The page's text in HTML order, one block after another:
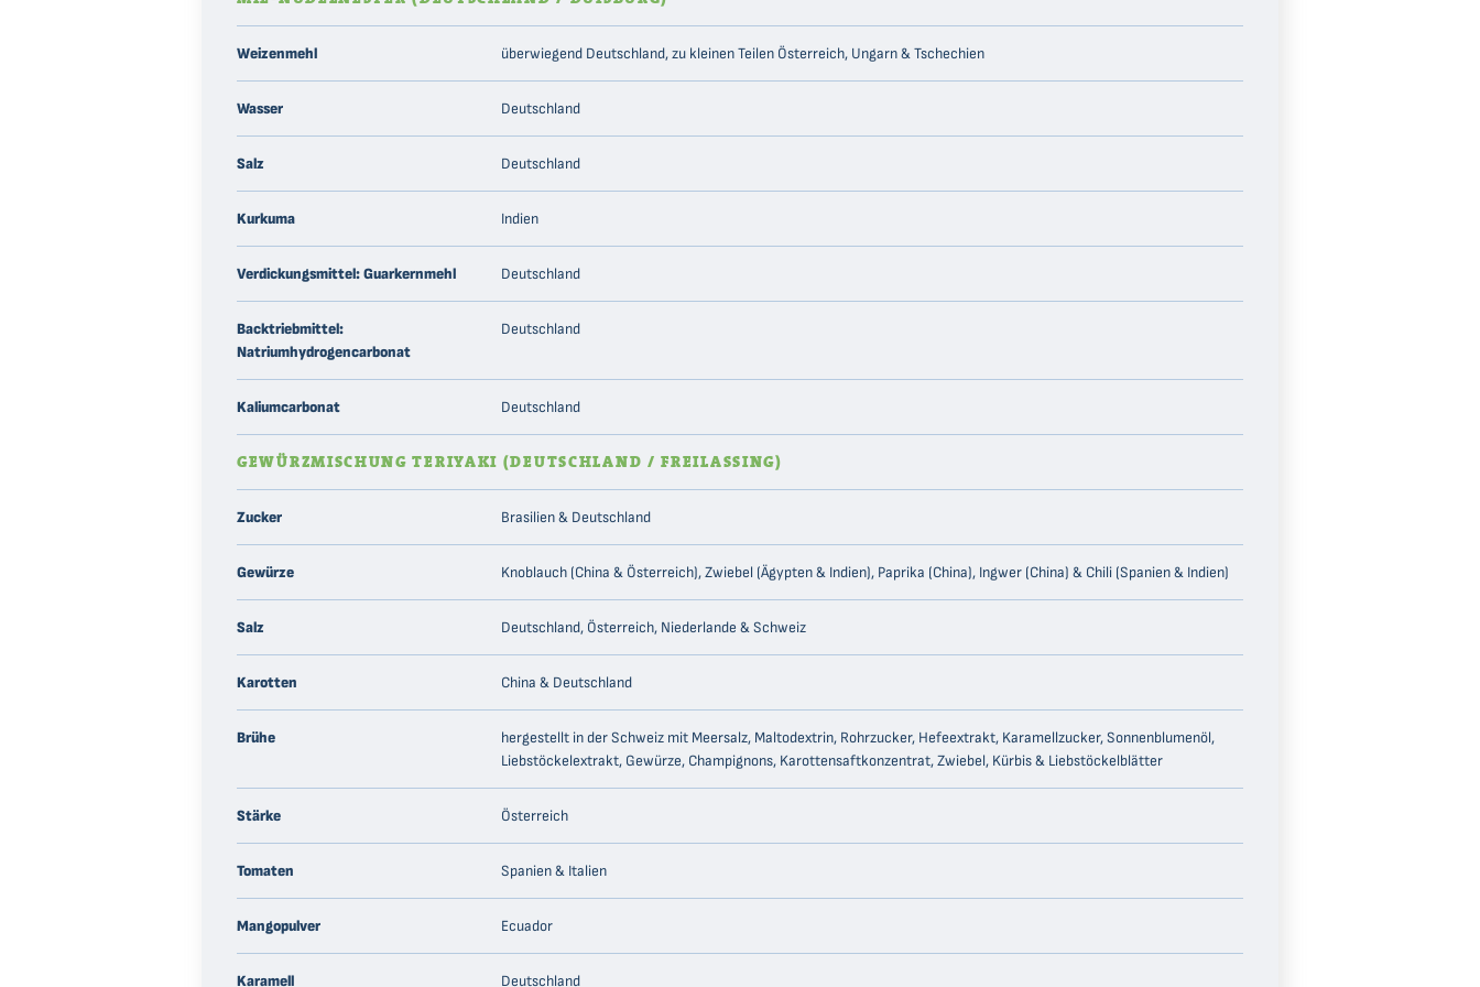
Weizenmehl überwiegend Deutschland, zu kleinen Teilen Österreich, Ungarn & Tschechien
Wasser Deutschland
Salz Deutschland
Kurkuma Indien
Verdickungsmittel: Guarkernmehl Deutschland
Backtriebmittel:
Natriumhydrogencarbonat
Deutschland
Kaliumcarbonat Deutschland
GEWÜRZMISCHUNG TERIYAKI (DEUTSCHLAND / FREILASSING)
Zucker Brasilien & Deutschland
Gewürze Knoblauch (China & Österreich), Zwiebel (Ägypten & Indien), Paprika (China), Ingwer (China) & Chili (Spanien & Indien)
Salz Deutschland, Österreich, Niederlande & Schweiz
Karotten China & Deutschland
Brühe
hergestellt in der Schweiz mit Meersalz, Maltodextrin, Rohrzucker, Hefeextrakt, Karamellzucker, Sonnenblumenöl,
Liebstöckelextrakt, Gewürze, Champignons, Karottensaftkonzentrat, Zwiebel, Kürbis & Liebstöckelblätter
Stärke Österreich
Tomaten Spanien & Italien
Mangopulver Ecuador
Karamell Deutschland